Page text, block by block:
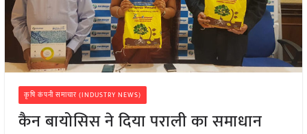
कृषि कंपनी समाचार (INDUSTRY NEWS)
कैन बायोसिस ने दिया पराली का समाधान